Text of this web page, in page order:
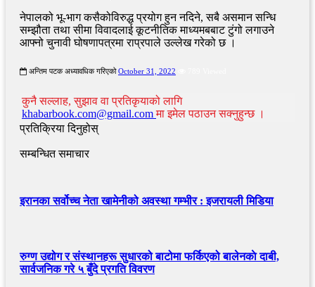
नेपालको भू-भाग कसैकोविरुद्ध प्रयोग हुन नदिने, सबै असमान सन्धि
सम्झौता तथा सीमा विवादलाई कूटनीतिक माध्यमबबाट टुंगो लगाउने
आफ्नो चुनावी घोषणापत्रमा राप्रपाले उल्लेख गरेको छ ।
अन्तिम पटक अध्यावधिक गरिएको October 31, 2022
कुनै सल्लाह, सुझाव वा प्रतिकृयाको लागि
khabarbook.com@gmail.comमा इमेल पठाउन सक्नुहुन्छ ।
प्रतिक्रिया दिनुहोस्
सम्बन्धित समाचार
इरानका सर्वोच्च नेता खामेनीको अवस्था गम्भीर : इजरायली मिडिया
रुग्ण उद्योग र संस्थानहरू सुधारको बाटोमा फर्किएको बालेनकाे दाबी,
सार्वजनिक गरे ५ बुँदे प्रगति विवरण